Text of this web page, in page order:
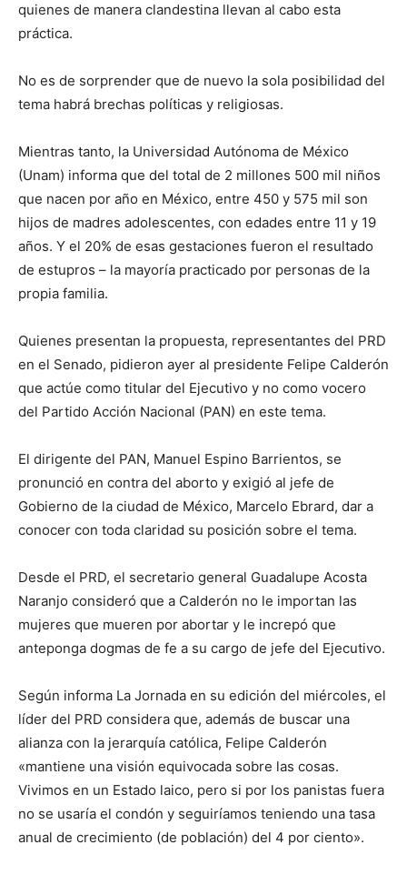
quienes de manera clandestina llevan al cabo esta
práctica.
No es de sorprender que de nuevo la sola posibilidad del
tema habrá brechas políticas y religiosas.
Mientras tanto, la Universidad Autónoma de México
(Unam) informa que del total de 2 millones 500 mil niños
que nacen por año en México, entre 450 y 575 mil son
hijos de madres adolescentes, con edades entre 11 y 19
años. Y el 20% de esas gestaciones fueron el resultado
de estupros – la mayoría practicado por personas de la
propia familia.
Quienes presentan la propuesta, representantes del PRD
en el Senado, pidieron ayer al presidente Felipe Calderón
que actúe como titular del Ejecutivo y no como vocero
del Partido Acción Nacional (PAN) en este tema.
El dirigente del PAN, Manuel Espino Barrientos, se
pronunció en contra del aborto y exigió al jefe de
Gobierno de la ciudad de México, Marcelo Ebrard, dar a
conocer con toda claridad su posición sobre el tema.
Desde el PRD, el secretario general Guadalupe Acosta
Naranjo consideró que a Calderón no le importan las
mujeres que mueren por abortar y le increpó que
anteponga dogmas de fe a su cargo de jefe del Ejecutivo.
Según informa La Jornada en su edición del miércoles, el
líder del PRD considera que, además de buscar una
alianza con la jerarquía católica, Felipe Calderón
«mantiene una visión equivocada sobre las cosas.
Vivimos en un Estado laico, pero si por los panistas fuera
no se usaría el condón y seguiríamos teniendo una tasa
anual de crecimiento (de población) del 4 por ciento».